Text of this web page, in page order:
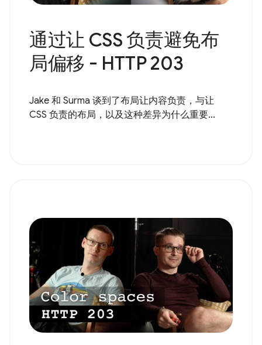
通过让 CSS 负责避免布
局偏移 - HTTP 203
Jake 和 Surma 谈到了布局让内容负责，与让
CSS 负责的布局，以及这种差异为什么重要...